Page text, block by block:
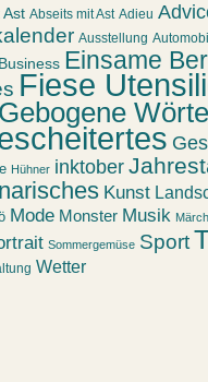
Ast Abseits mit Ast Adieu
Ausstellung Automobil
Business Einsame
Fiese
Gebogene
Hühner inktober
Kunst
Mode Monster Musik
Sommergemüse Sport
Wetter